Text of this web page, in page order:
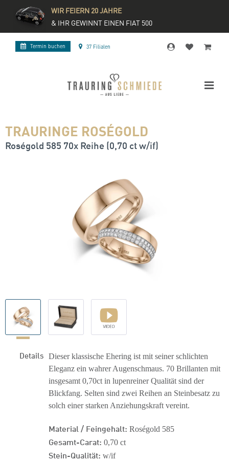
WIR FEIERN 20 JAHRE
& IHR GEWINNT EINEN FIAT 500
Termin buchen 37 Filialen
TRAURINGE ROSÉGOLD
Roségold 585 70x Reihe (0,70 ct w/if)
Details Dieser klassische Ehering ist mit seiner schlichten
Eleganz ein wahrer Augenschmaus. 70 Brillanten mit
insgesamt 0,70ct in lupenreiner Qualität sind der
Blickfang. Selten sind zwei Reihen an Steinbesatz zu
solch einer starken Anziehungskraft vereint.
Material / Feingehalt: Roségold 585
Gesamt-Carat: 0,70 ct
Stein-Qualität: w/if